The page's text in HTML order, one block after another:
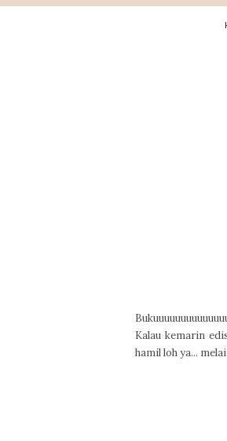
Kalau kemarin
hamil loh ya...